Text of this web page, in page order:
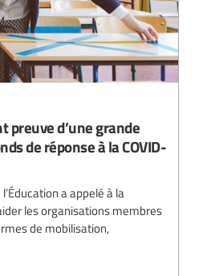
preuve d’une grande
de réponse à la COVID-
a appelé à la
les organisations membres
de mobilisation,